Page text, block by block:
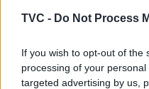
TVC - Do Not Process
If you wish to opt-out of the
processing of your
targeted advertising by us,